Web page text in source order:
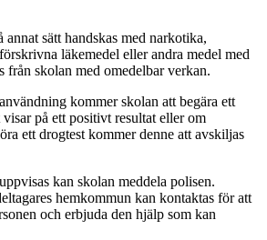
sätt handskas med narkotika,
läkemedel eller andra medel med
från skolan med omedelbar verkan.
kommer skolan att begära ett
på ett positivt resultat eller om
ett drogtest kommer denne att avskiljas
kan skolan meddela polisen.
hemkommun kan kontaktas för att
och erbjuda den hjälp som kan